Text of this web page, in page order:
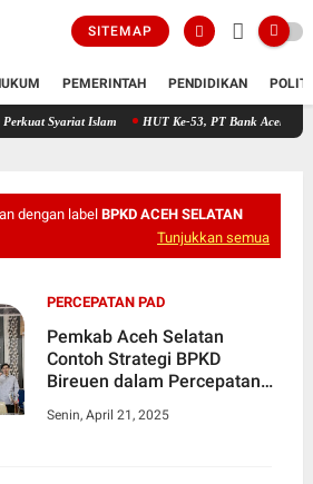
SITEMAP
PEMERINTAH PENDIDIKAN
Islam HUT Ke-53, PT Bank Aceh Syariah KC
dengan label BPKD ACEH SELATAN
Tunjukkan semua
PERCEPATAN PAD
Pemkab Aceh Selatan
Contoh Strategi BPKD
Bireuen dalam Percepatan
Senin, April 21, 2025